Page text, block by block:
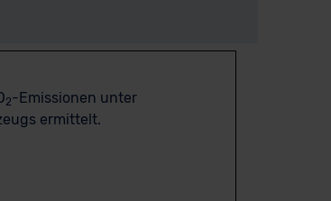
2-Emissionen unter
ermittelt.